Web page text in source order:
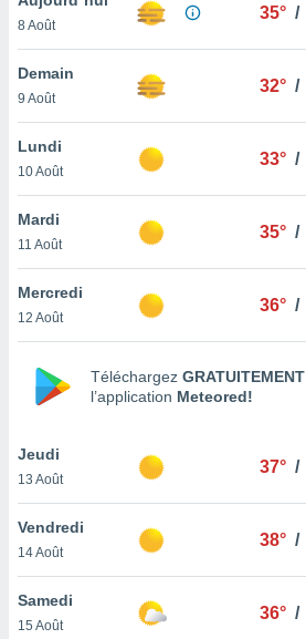
et
»,
au
vous
qu'ils
ou
le
ainsi
un
la
du
8 Août
35° /
Demain
9 Août
32° /
Lundi
10 Août
33° /
Mardi
11 Août
35° /
Mercredi
12 Août
36° /
Téléchargez GRATUITEMENT
l’application Meteored!
Jeudi
13 Août
37° /
Vendredi
14 Août
38° /
Samedi
15 Août
36° /